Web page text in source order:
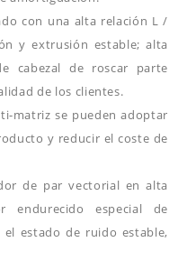
con una alta relación L /
y extrusión estable; alta
cabezal de roscar parte
de los clientes.
matriz se pueden adoptar
y reducir el coste de
de par vectorial en alta
endurecido especial de
estado de ruido estable,